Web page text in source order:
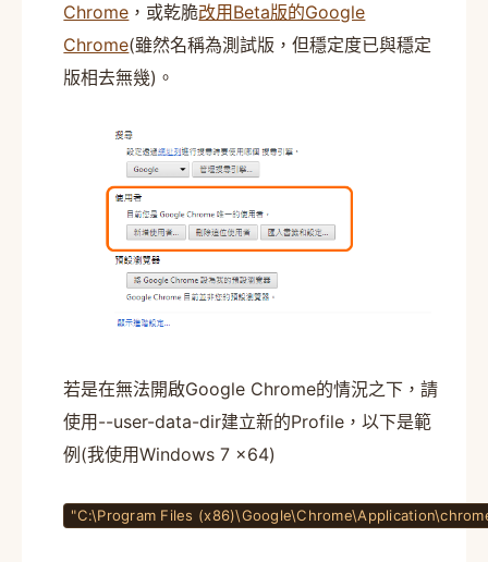
Chrome ，或乾脆改用Beta版的Google
Chrome(雖然名稱為測試版，但穩定度已與穩定
版相去無幾)。
若是在無法開啟Google Chrome的情況之下，請
使用--user-data-dir建立新的Profile，以下是範
例(我使用Windows 7 x64)
"C:\Program Files